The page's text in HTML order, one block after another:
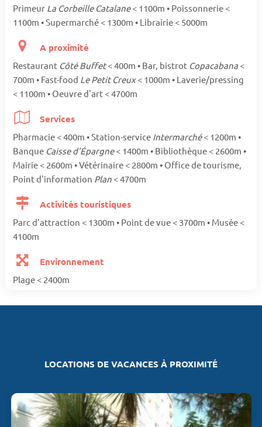
Primeur La Corbeille Catalane< 1100m • Poissonnerie <
1100m • Supermarché < 1300m • Librairie < 5000m
A proximité
Restaurant Côté Buffet< 400m • Bar, bistrot Copacabana <
700m • Fast-food Le Petit Creux< 1000m • Laverie/pressing
< 1100m • Oeuvre d'art < 4700m
Services
Pharmacie < 400m • Station-service Intermarché< 1200m •
Banque Caisse d'Épargne< 1400m • Bibliothèque < 2600m •
Mairie < 2600m • Vétérinaire < 2800m • Office de tourisme,
Point d'information Plan < 4700m
Activités touristiques
Parc d'attraction < 1300m • Point de vue < 3700m • Musée <
4100m
Environnement
Plage < 2400m
LOCATIONS DE VACANCES À PROXIMITÉ